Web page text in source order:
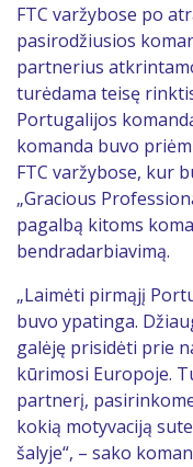
FTC varžybose po
pasirodžiusios
partnerius
turėdama teisę
Portugalijos
komanda buvo
FTC varžybose, kur
„Gracious
pagalbą kitoms
bendradarbiavimą.
„Laimėti pirmąjį
buvo ypatinga.
galėję prisidėti prie
kūrimosi Europoje.
partnerį,
kokią motyvaciją
šalyje“, – sako